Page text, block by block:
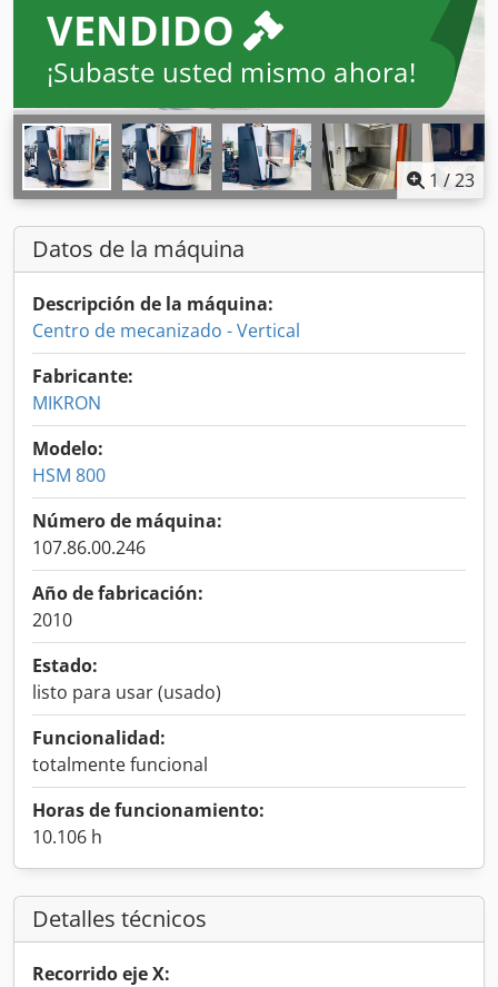
VENDIDO
¡Subaste usted mismo ahora!
1 /23
Datos de la máquina
Descripción de la máquina:
Centro de mecanizado - Vertical
Fabricante:
MIKRON
Modelo:
HSM 800
Número de máquina:
107.86.00.246
Año de fabricación:
2010
Estado:
listo para usar (usado)
Funcionalidad:
totalmente funcional
Horas de funcionamiento:
10.106 h
Detalles técnicos
Recorrido eje X: